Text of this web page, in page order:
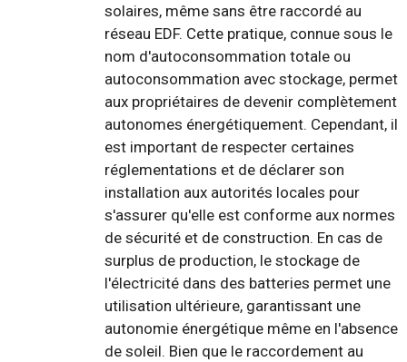
solaires, même sans être raccordé au
réseau EDF. Cette pratique, connue sous le
nom d'autoconsommation totale ou
autoconsommation avec stockage, permet
aux propriétaires de devenir complètement
autonomes énergétiquement. Cependant, il
est important de respecter certaines
réglementations et de déclarer son
installation aux autorités locales pour
s'assurer qu'elle est conforme aux normes
de sécurité et de construction. En cas de
surplus de production, le stockage de
l'électricité dans des batteries permet une
utilisation ultérieure, garantissant une
autonomie énergétique même en l'absence
de soleil. Bien que le raccordement au